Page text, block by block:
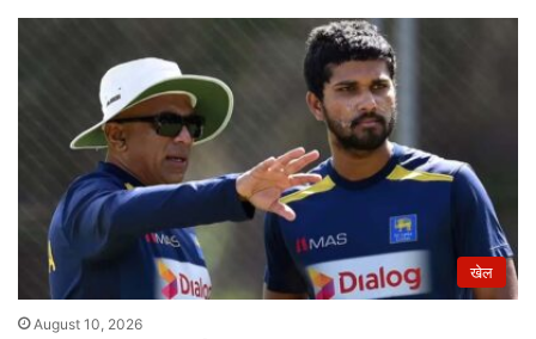
खेल
August 10, 2026